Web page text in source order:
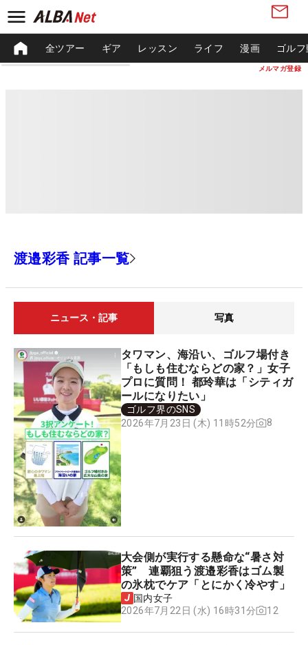
メルマガ登録
全ツアー ギア レッスン ライフ 漫画 ゴル
渡邉彩香 記事一覧
ニュース・記事 写真
タワマン、海沿い、ゴルフ場付き
「もしも住むならどの家？」女子
プロに質問！ 都玲華は「シティガ
ールになりたい」
ゴルフ界のSNS
2026年7月23日 (木) 11時52分
8
大会側が実行する懸命な“暑さ対
策” 連覇狙う渡邉彩香はゴム製
の氷枕でケア「とにかく冷やす」
国内女子
2026年7月22日 (水) 16時31分
12